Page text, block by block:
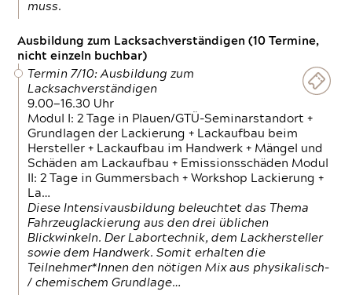
muss.
Ausbildung zum Lacksachverständigen (10 Termine,
nicht einzeln buchbar)
Termin 7/10: Ausbildung zum
Lacksachverständigen
9.00—16.30 Uhr
Modul I: 2 Tage in Plauen/GTÜ-Seminarstandort +
Grundlagen der Lackierung + Lackaufbau beim
Hersteller + Lackaufbau im Handwerk + Mängel und
Schäden am Lackaufbau + Emissionsschäden Modul
II: 2 Tage in Gummersbach + Workshop Lackierung +
La…
Diese Intensivausbildung beleuchtet das Thema
Fahrzeuglackierung aus den drei üblichen
Blickwinkeln. Der Labortechnik, dem Lackhersteller
sowie dem Handwerk. Somit erhalten die
Teilnehmer*Innen den nötigen Mix aus physikalisch-
/ chemischem Grundlage…